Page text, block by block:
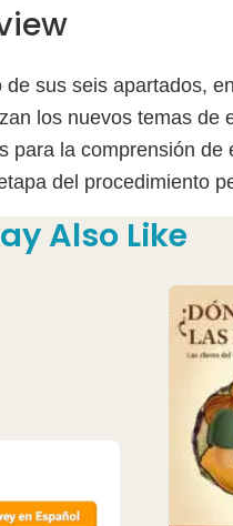
de sus seis apartados,
los nuevos temas de
para la comprensión
del procedimiento
Also Like